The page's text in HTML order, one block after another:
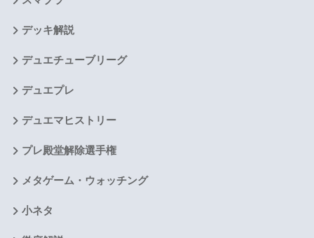
デッキ解説
デュエチューブリーグ
デュエプレ
デュエマヒストリー
プレ殿堂解除選手権
メタゲーム・ウォッチング
小ネタ